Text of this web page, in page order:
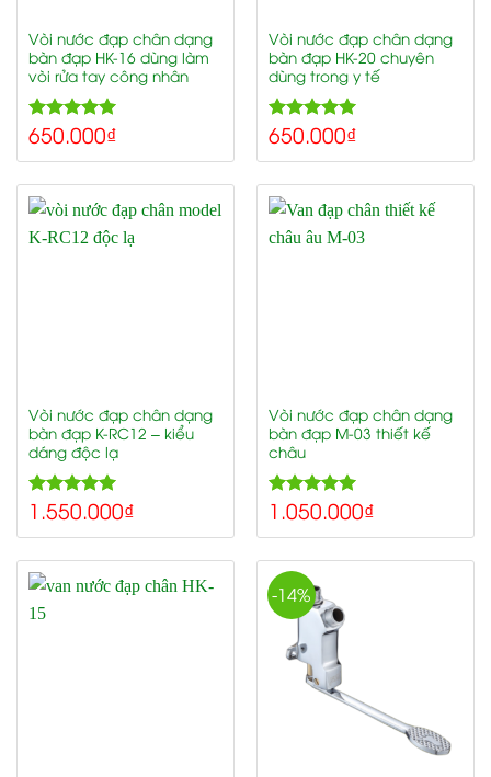
Vòi nước đạp chân dạng
bàn đạp HK-16 dùng làm
vòi rửa tay công nhân
Rated5.00
out of 5
650.000₫
Vòi nước đạp chân dạng
bàn đạp HK-20 chuyên
dùng trong y tế
Rated5.00
out of 5
650.000₫
Vòi nước đạp chân dạng
bàn đạp K-RC12 – kiểu
dáng độc lạ
Rated5.00
out of 5
1.550.000₫
Vòi nước đạp chân dạng
bàn đạp M-03 thiết kế
châu
Rated5.00
out of 5
1.050.000₫
-14%